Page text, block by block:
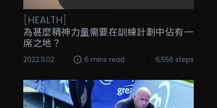
[HEALTH]
為甚麼精神力量需要在訓練計劃中佔有一
席之地？
2022.11.02 6 mins read 6,556 steps